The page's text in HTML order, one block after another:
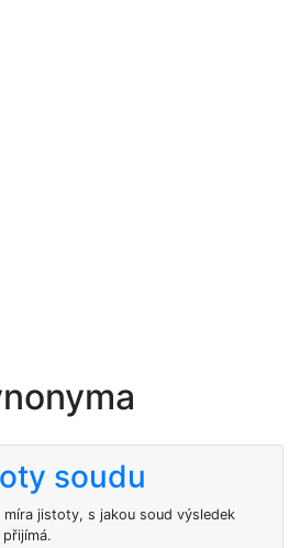
soudu
jistoty, s jakou soud výsledek